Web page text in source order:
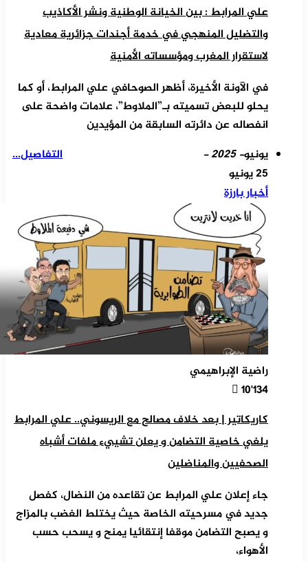
علي المرابط : بين الخيانة الوطنية ونشر الأكاذيب
والتضليل المنهجي في خدمة أجندات جزائرية معادية
لاستقرار المغرب ومؤسساته الأمنية
في الآونة الأخيرة، أظهر الصوحافي علي المرابط، أو كما
يحلو للبعض تسميته بـ”الملاوط”، علامات واضحة على
انفصاله عن دائرته السابقة من المؤيدين
التفاصيل...
يونيو- 2025 -
25 يونيو
أخبار بارزة
راضية الإبراهيمي
10٬134
كاريكاتير | بعد خلاف مصالح مع الريسوني.. علي المرابط
يلغي خاصية التضامن و يعلن تشييء ملفات أشباه
الصحفيين والمناضلين
جاء إعلان علي المرابط عن تقاعده من النضال، كفصل
جديد في مسرحيته الخاصة حيث يختلط الغضب بالمزاج
و يصبح التضامن موقفا إنتقائيا يمنح و يسحب حسب
الأهواء،